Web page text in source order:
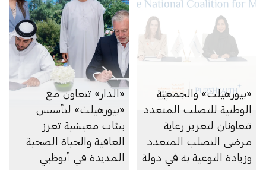
أغسطس 2026
«بيورهيلث» والجمعية
الوطنية للتصلب المتعدد
تتعاونان لتعزيز رعاية
مرضى التصلب المتعدد
وزيادة التوعية به في دولة
«الدار» تتعاون مع
«بيورهيلث» لتأسيس
بيئات معيشية تعزز
العافية والحياة الصحية
المديدة في أبوظبي